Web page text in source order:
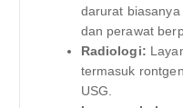
darurat
dan perawat
Radiologi:
termasuk
USG.